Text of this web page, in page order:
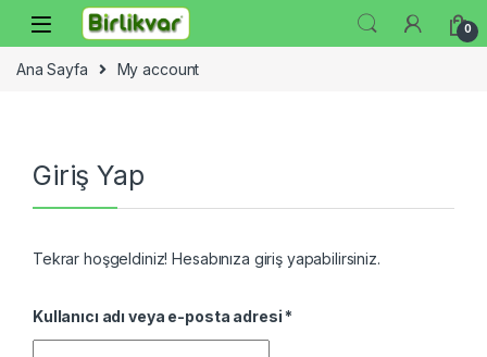
Skip to navigation
Skip to content
0
Ana Sayfa My account
Giriş Yap
Tekrar hoşgeldiniz! Hesabınıza giriş yapabilirsiniz.
Kullanıcı adı veya e-posta adresi *